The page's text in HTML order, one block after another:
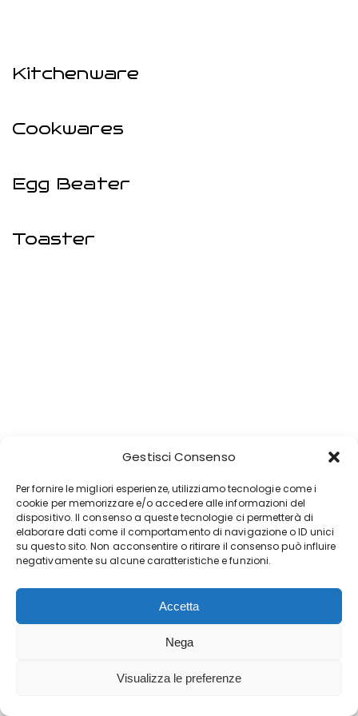
Gestisci Consenso
Per fornire le migliori esperienze, utilizziamo tecnologie come i
cookie per memorizzare e/o accedere alle informazioni del
dispositivo. Il consenso a queste tecnologie ci permetterà di
elaborare dati come il comportamento di navigazione o ID unici
su questo sito. Non acconsentire o ritirare il consenso può influire
negativamente su alcune caratteristiche e funzioni.
Accetta
Nega
Visualizza le preferenze
Kitchenware
Cookwares
Egg Beater
Toaster